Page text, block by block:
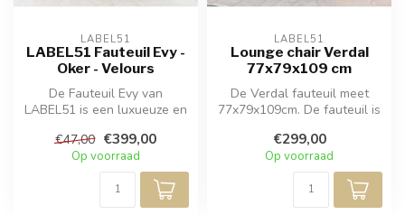
LABEL51
LABEL51 Fauteuil Evy -
Oker - Velours
De Fauteuil Evy van
LABEL51 is een luxueuze en
vervaardig...
€47,00 €399,00
Op voorraad
LABEL51
Lounge chair Verdal
77x79x109 cm
De Verdal fauteuil meet
77x79x109cm. De fauteuil is
€299,00
Op voorraad